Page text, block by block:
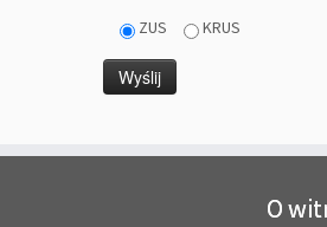
ZUS
KRUS
O